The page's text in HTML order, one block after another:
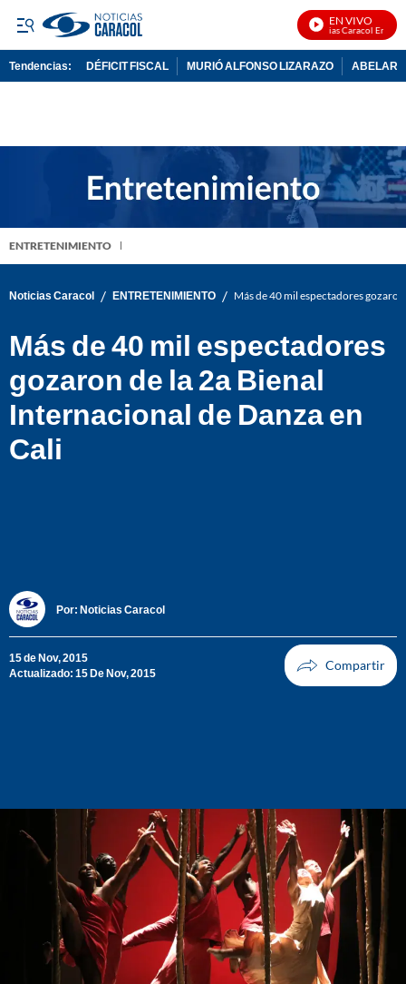
EN VIVO
Noticias Caracol En Vivo
Tendencias: DÉFICIT FISCAL MURIÓ ALFONSO LIZARAZO
ENTRETENIMIENTO
Noticias Caracol / ENTRETENIMIENTO / Más de 40 mil espectadores
Más de 40 mil espectadores
gozaron de la 2a Bienal
Internacional de Danza en
Cali
Por: Noticias Caracol
15 de Nov, 2015
Actualizado: 15 De Nov, 2015